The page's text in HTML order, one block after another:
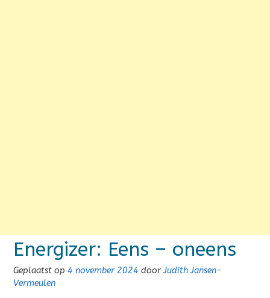
Energizer: Eens – oneens
Geplaatst op 4 november 2024 doorJudith Jansen-
Vermeulen